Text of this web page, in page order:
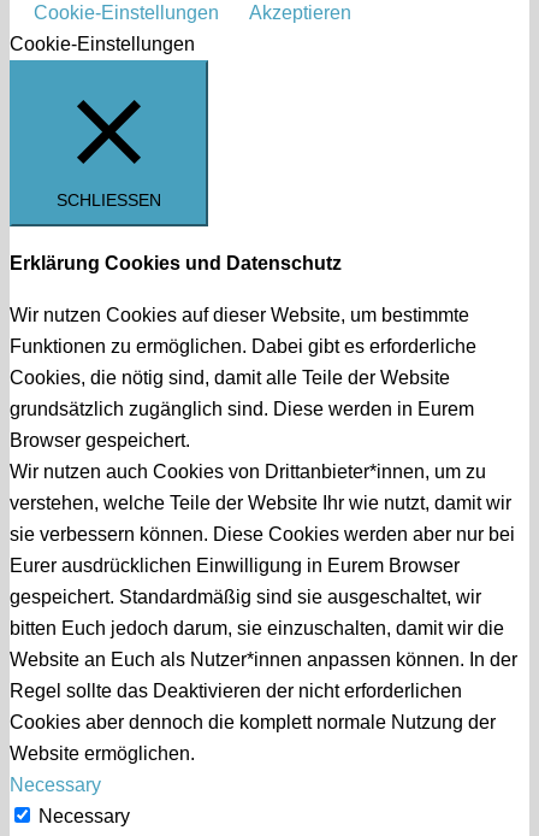
Cookie-Einstellungen
Akzeptieren
Cookie-Einstellungen
SCHLIESSEN
Erklärung Cookies und Datenschutz
Wir nutzen Cookies auf dieser Website, um bestimmte
Funktionen zu ermöglichen. Dabei gibt es erforderliche
Cookies, die nötig sind, damit alle Teile der Website
grundsätzlich zugänglich sind. Diese werden in Eurem
Browser gespeichert.
Wir nutzen auch Cookies von Drittanbieter*innen, um zu
verstehen, welche Teile der Website Ihr wie nutzt, damit wir
sie verbessern können. Diese Cookies werden aber nur bei
Eurer ausdrücklichen Einwilligung in Eurem Browser
gespeichert. Standardmäßig sind sie ausgeschaltet, wir
bitten Euch jedoch darum, sie einzuschalten, damit wir die
Website an Euch als Nutzer*innen anpassen können. In der
Regel sollte das Deaktivieren der nicht erforderlichen
Cookies aber dennoch die komplett normale Nutzung der
Website ermöglichen.
Necessary
Necessary